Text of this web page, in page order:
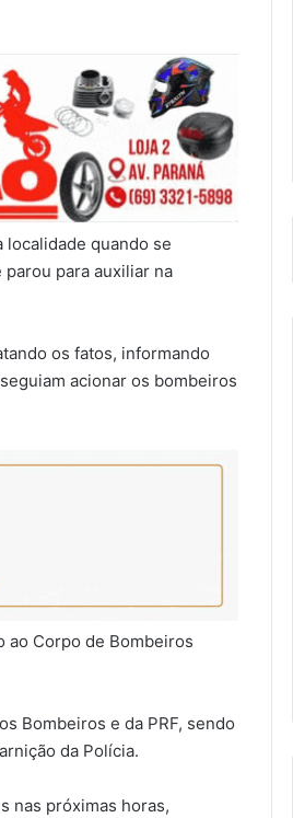
localidade quando se
para auxiliar na
os fatos, informando
acionar os bombeiros
ao Corpo de Bombeiros
Bombeiros e da PRF, sendo
da Polícia.
nas próximas horas,